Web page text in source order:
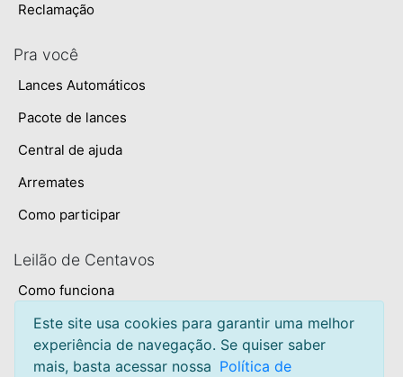
Reclamação
Pra você
Lances Automáticos
Pacote de lances
Central de ajuda
Arremates
Como participar
Leilão de Centavos
Como funciona
Termos e condições
Privacidade
Este site usa cookies para garantir uma melhor
experiência de navegação. Se quiser saber
mais, basta acessar nossa Política de